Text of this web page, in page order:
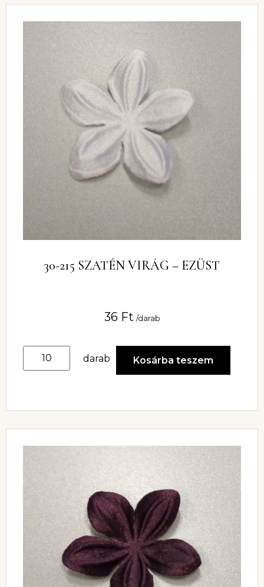
30-215 SZATÉN VIRÁG – EZÜST
36 Ft /darab
darab Kosárba teszem